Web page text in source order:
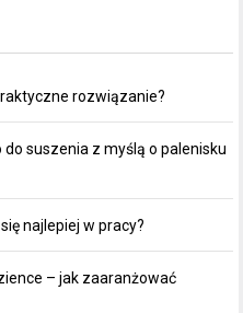
rozwiązanie?
suszenia z myślą o palenisku
najlepiej w pracy?
– jak zaaranżować